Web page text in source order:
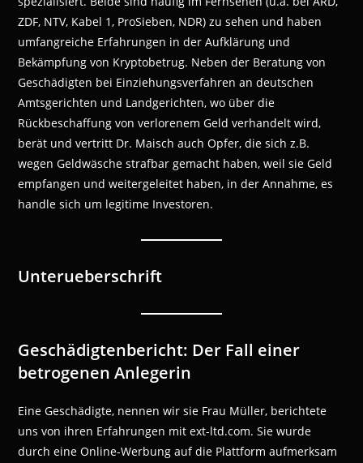
ZDF, NTV, Kabel 1, ProSieben, NDR) zu sehen und haben
umfangreiche Erfahrungen in der Aufklärung und
Bekämpfung von Kryptobetrug. Neben der Beratung von
Geschädigten bei Einziehungsverfahren an deutschen
Amtsgerichten und Landgerichten, wo über die
Rückbeschaffung von verlorenem Geld verhandelt wird,
berät und vertritt Dr. Maisch auch Opfer, die sich z.B.
wegen Geldwäsche strafbar gemacht haben, weil sie Geld
empfangen und weitergeleitet haben, in der Annahme, es
handle sich um legitime Investoren.
Unterueberschrift
Geschädigtenbericht: Der Fall einer
betrogenen Anlegerin
Eine Geschädigte, nennen wir sie Frau Müller, berichtete
uns von ihren Erfahrungen mit ext-ltd.com. Sie wurde
durch eine Online-Werbung auf die Plattform aufmerksam